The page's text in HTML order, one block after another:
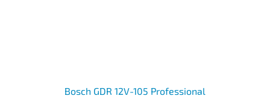
Bosch GDR 12V-105 Professional